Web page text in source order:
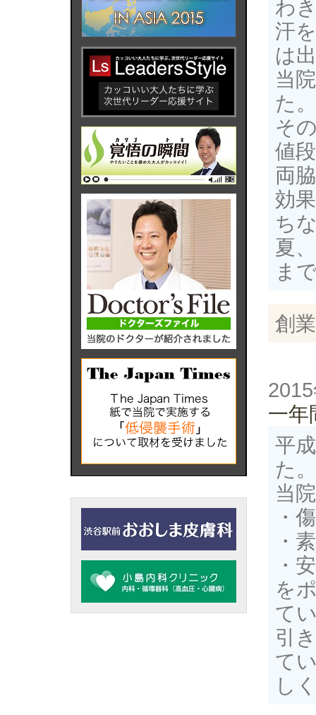
わ
汗
は
当
た。
そ
値
両
効
ち
夏
ま
創
一年
平
た。
当
・
・
・
を
て
引
て
し